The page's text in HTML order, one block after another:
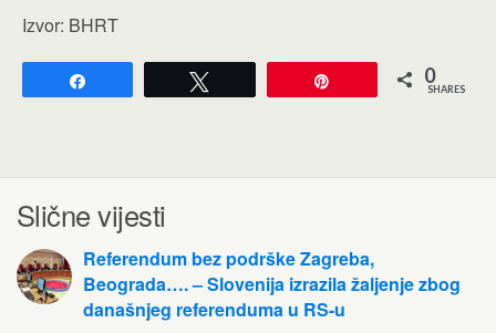
Izvor: BHRT
0
SHARES
Slične vijesti
Referendum bez podrške Zagreba,
Beograda…. – Slovenija izrazila žaljenje zbog
današnjeg referenduma u RS-u